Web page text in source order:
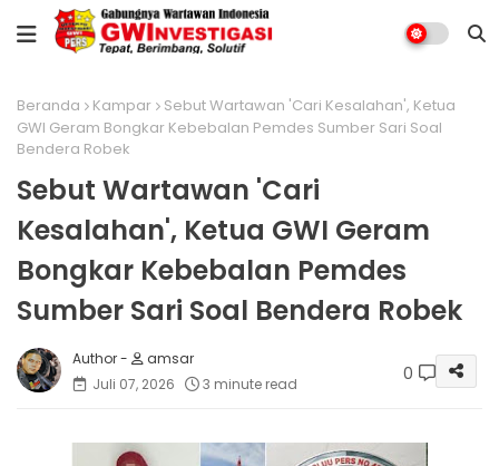
Beranda Kampar
Sebut Wartawan 'Cari Kesalahan', Ketua
GWI Geram Bongkar Kebebalan Pemdes Sumber Sari Soal
Bendera Robek
Sebut Wartawan 'Cari
Kesalahan', Ketua GWI Geram
Bongkar Kebebalan Pemdes
Sumber Sari Soal Bendera Robek
amsar
Juli 07, 2026
3 minute read 0